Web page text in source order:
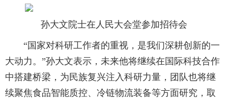
孙大文院士在人民大会堂参加招待会
“国家对科研工作者的重视，是我们深耕创新的一
大动力。”孙大文表示，未来他将继续在国际科技合作
中搭建桥梁，为民族复兴注入科研力量，团队也将继
续聚焦食品智能质控、冷链物流装备等方面研究，取